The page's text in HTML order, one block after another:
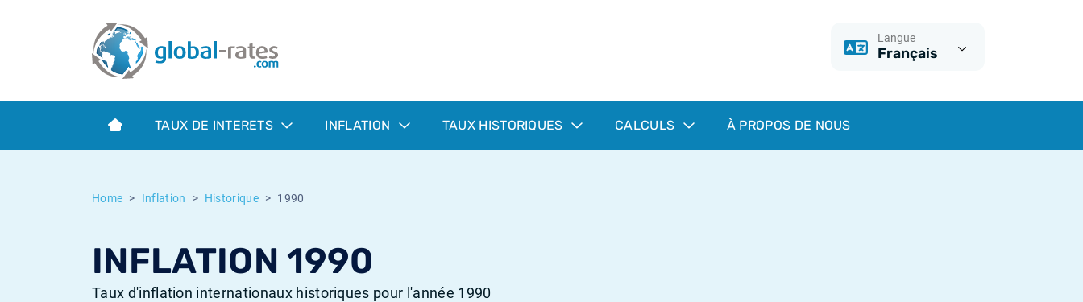
Langue
Français
TAUX DE INTERETS INFLATION TAUX HISTORIQUES CALCULS À PROPOS DE NOUS
Home Inflation Historique 1990
INFLATION 1990
Taux d'inflation internationaux historiques pour l'année 1990
Term SOFR
Qu'est-ce que l'inflation IPC?
Qu'est-ce que l'inflation IPCH?
Taux Euribor historiques
Taux ESTER historiques
Taux d'inflation historiques
Calculateur d’inflation